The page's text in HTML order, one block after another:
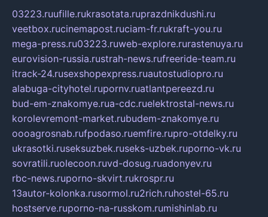
03223.ruufille.rukrasotata.ruprazdnikdushi.ru
veetbox.rucinemapost.ruciam-fr.rukraft-you.ru
mega-press.ru03223.ruweb-explore.rurastenuya.ru
eurovision-russia.rustrah-news.rufreeride-team.ru
itrack-24.rusexshopexpress.ruautostudiopro.ru
alabuga-cityhotel.rupornv.ruatlantpereezd.ru
bud-em-znakomye.rua-cdc.ruelektrostal-news.ru
korolevremont-market.rubudem-znakomye.ru
oooagrosnab.rufpodaso.ruemfire.rupro-otdelky.ru
ukrasotki.ruseksuzbek.ruseks-uzbek.ruporno-vk.ru
sovratili.ruolecoon.ruvd-dosug.ruadonyev.ru
rbc-news.ruporno-skvirt.rukrospr.ru
13autor-kolonka.rusormol.ru2rich.ruhostel-65.ru
hostserve.ruporno-na-russkom.rumishinlab.ru